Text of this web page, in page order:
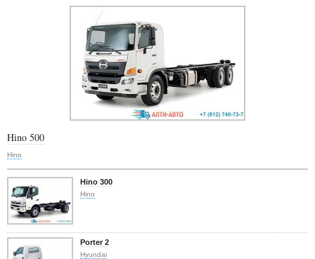
Hino 500
Hino
Hino 300
Hino
Porter 2
Hyundai